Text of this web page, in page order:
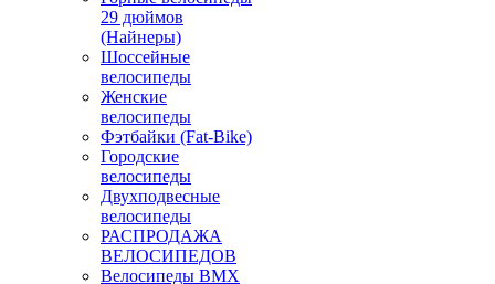
29 дюймов
(Найнеры)
Шоссейные
велосипеды
Женские
велосипеды
Фэтбайки (Fat-Bike)
Городские
велосипеды
Двухподвесные
велосипеды
РАСПРОДАЖА
ВЕЛОСИПЕДОВ
Велосипеды BMX